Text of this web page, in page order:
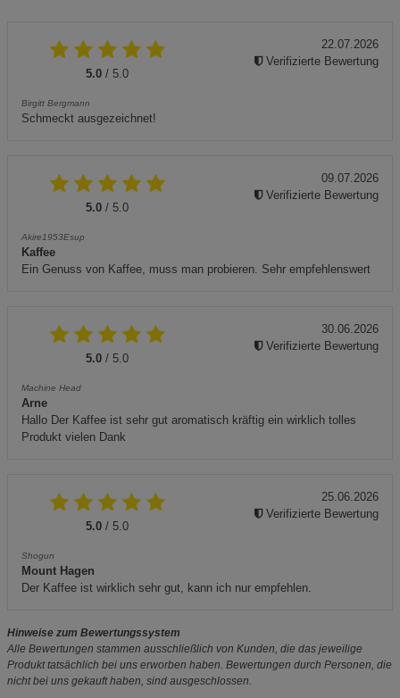
5.0 / 5.0
Birgitt Bergmann
Schmeckt ausgezeichnet!
22.07.2026
Verifizierte Bewertung
5.0 / 5.0
Akire1953Esup
Kaffee
Ein Genuss von Kaffee, muss man probieren. Sehr empfehlenswert
09.07.2026
Verifizierte Bewertung
5.0 / 5.0
Machine Head
Arne
Hallo Der Kaffee ist sehr gut aromatisch kräftig ein wirklich tolles
Produkt vielen Dank
30.06.2026
Verifizierte Bewertung
5.0 / 5.0
Shogun
Mount Hagen
Der Kaffee ist wirklich sehr gut, kann ich nur empfehlen.
25.06.2026
Verifizierte Bewertung
Hinweise zum Bewertungssystem
Alle Bewertungen stammen ausschließlich von Kunden, die das jeweilige
Produkt tatsächlich bei uns erworben haben. Bewertungen durch Personen, die
nicht bei uns gekauft haben, sind ausgeschlossen.